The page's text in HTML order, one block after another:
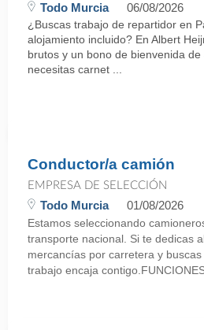
Todo Murcia 06/08/2026
¿Buscas trabajo de repartidor en
alojamiento incluido? En Albert
brutos y un bono de bienvenida
necesitas carnet ...
Conductor/a camión
EMPRESA DE SELECCIÓN
Todo Murcia 01/08/2026
Estamos seleccionando
transporte nacional. Si te dedicas
mercancías por carretera y
trabajo encaja contigo.FUNCIONES